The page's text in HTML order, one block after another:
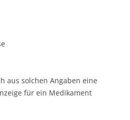
aus solchen Angaben eine
für ein Medikament